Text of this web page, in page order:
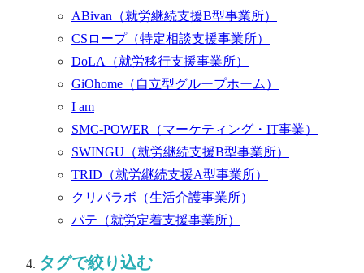
ABivan （就労継続支援B型事業所）
CSロープ （特定相談支援事業所）
DoLA （就労移行支援事業所）
GiOhome （自立型グループホーム）
I am
SMC-POWER （マーケティング・IT事業）
SWINGU （就労継続支援B型事業所）
TRID （就労継続支援A型事業所）
クリパラボ （生活介護事業所）
パテ （就労定着支援事業所）
タグで絞り込む